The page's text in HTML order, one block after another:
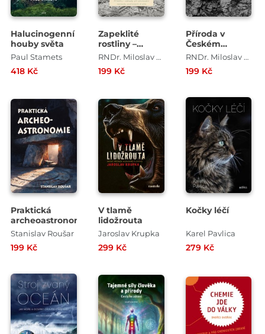
Halucinogenní
houby světa
Paul Stamets
418 Kč
Zapeklité
rostliny –
Příběhy i
pěstování
druhů
RNDr. Miloslav Studnička, CSc.
199 Kč
Příroda v
Českém
středohoří i
z
RNDr. Miloslav Studnička, CSc.
199 Kč
Praktická
archeoastronomie
Stanislav Roušar
199 Kč
V tlamě
lidožrouta
Jaroslav Krupka
299 Kč
Kočky léčí
Karel Pavlica
279 Kč